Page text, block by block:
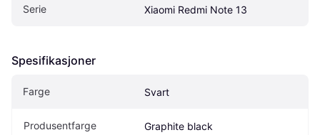
Serie Xiaomi Redmi Note 13
Spesifikasjoner
Farge Svart
Produsentfarge Graphite black